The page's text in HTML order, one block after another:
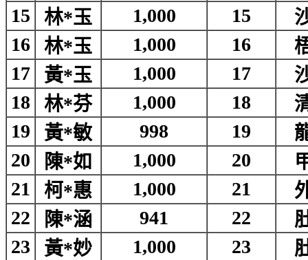
15
林*玉 1,000 15
16
林*玉 1,000 16
17
黃*玉 1,000 17
18
林*芬 1,000 18
19
黃*敏 998 19
20
陳*如 1,000 20
21
柯*惠 1,000 21
22
陳*涵 941 22
23
黃*妙 1,000 23